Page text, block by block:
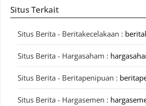
Situs Terkait
Situs Berita - Beritakecelakaan :
Situs Berita - Hargasaham :
Situs Berita - Beritapenipuan :
Situs Berita - Hargasemen :